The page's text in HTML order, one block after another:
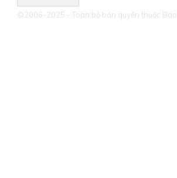
©2006-2025 - Toàn bộ bản quyền thuộc Báo